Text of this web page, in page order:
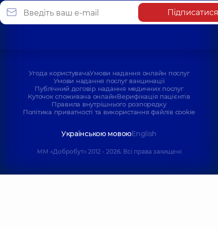
Підписатися
Угода користувачаУмови надання онлайн послуг
Умови надання послуг вакцинації
Публічний договір надання медичних послуг
Куточок споживача онлайнВерифікація пацієнтів
Правила внутрішнього розпорядку
Політика приватності та використання файлів cookie
Українською мовоюEnglish
ММ «Добробут» 2012 - 2026. Всі права захищені